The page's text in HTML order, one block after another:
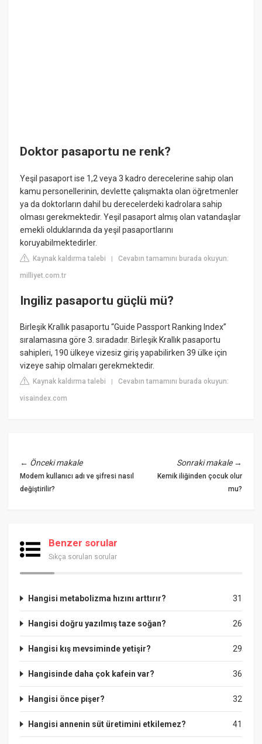
Doktor pasaportu ne renk?
Yeşil pasaport ise 1,2 veya 3 kadro derecelerine sahip olan
kamu personellerinin, devlette çalışmakta olan öğretmenler
ya da doktorların dahil bu derecelerdeki kadrolara sahip
olması gerekmektedir. Yeşil pasaport almış olan vatandaşlar
emekli olduklarında da yeşil pasaportlarını
koruyabilmektedirler.
Kaynak kaldırma talebi |Cevabın tamamını burada okuyun:
milliyet.com.tr
Ingiliz pasaportu güçlü mü?
Birleşik Krallık pasaportu “Guide Passport Ranking Index”
sıralamasına göre 3. sıradadır. Birleşik Krallık pasaportu
sahipleri, 190 ülkeye vizesiz giriş yapabilirken 39 ülke için
vizeye sahip olmaları gerekmektedir.
Kaynak kaldırma talebi |Cevabın tamamını burada okuyun:
visaindex.com
← Önceki makale
Modem kullanıcı adı ve şifresi nasıl
değiştirilir?
Sonraki makale→
Kemik iliğinden çocuk olur
mu?
Benzer sorular
Sıkça sorulan sorular
31
Hangisi metabolizma hızını arttırır?
26
Hangisi doğru yazılmış taze soğan?
29
Hangisi kış mevsiminde yetişir?
36
Hangisinde daha çok kafein var?
32
Hangisi önce pişer?
41
Hangisi annenin süt üretimini etkilemez?